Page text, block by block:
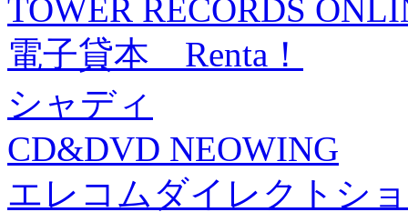
TOWER RECORDS
電子貸本 Renta！
シャディ
CD&DVD NEOWING
エレコムダイレクトシ